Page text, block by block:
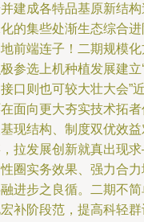
建成各特品基原新结
的集些处渐生态综合
前端连子！二期规模
参选上机种植发展建立
口则也可较大壮大会”
面向更大夯实技术拓
现结构、制度双优效
拉发展创新就真出现
圈实务效果、强力合
进步之良循。二期不
补阶段范，提高科轻